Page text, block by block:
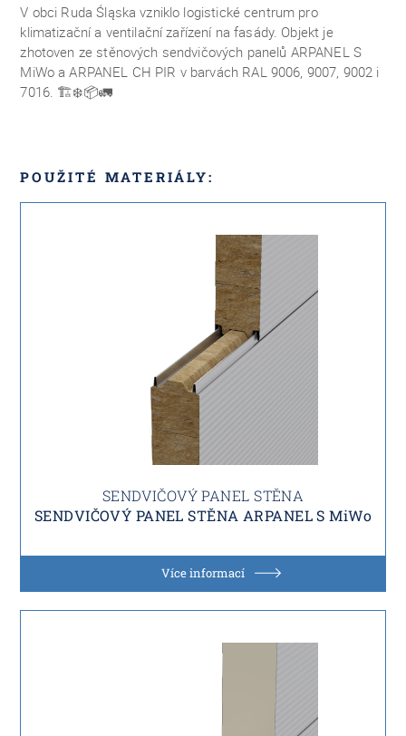
V obci Ruda Śląska vzniklo logistické centrum pro
klimatizační a ventilační zařízení na fasády. Objekt je
zhotoven ze stěnových sendvičových panelů ARPANEL S
MiWo a ARPANEL CH PIR v barvách RAL 9006, 9007, 9002 i
7016. 🏗❄️📦🚛
POUŽITÉ MATERIÁLY:
SENDVIČOVÝ PANEL STĚNA
SENDVIČOVÝ PANEL STĚNA ARPANEL S MiWo
Více informací